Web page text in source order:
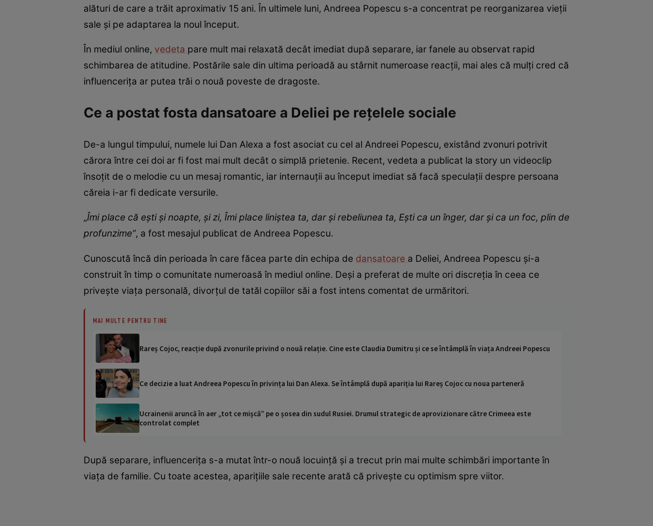
alături de care a trăit aproximativ 15 ani. În ultimele luni, Andreea Popescu s-a concentrat pe reorganizarea vieții
sale și pe adaptarea la noul început.
În mediul online, vedeta pare mult mai relaxată decât imediat după separare, iar fanele au observat rapid
schimbarea de atitudine. Postările sale din ultima perioadă au stârnit numeroase reacții, mai ales că mulți cred că
influencerița ar putea trăi o nouă poveste de dragoste.
Ce a postat fosta dansatoare a Deliei pe rețelele sociale
De-a lungul timpului, numele lui Dan Alexa a fost asociat cu cel al Andreei Popescu, existând zvonuri potrivit
cărora între cei doi ar fi fost mai mult decât o simplă prietenie. Recent, vedeta a publicat la story un videoclip
însoțit de o melodie cu un mesaj romantic, iar internauții au început imediat să facă speculații despre persoana
căreia i-ar fi dedicate versurile.
„Îmi place că ești și noapte, și zi, Îmi place liniștea ta, dar și rebeliunea ta, Ești ca un înger, dar și ca un foc, plin de
profunzime”, a fost mesajul publicat de Andreea Popescu.
Cunoscută încă din perioada în care făcea parte din echipa de dansatoare a Deliei, Andreea Popescu și-a
construit în timp o comunitate numeroasă în mediul online. Deși a preferat de multe ori discreția în ceea ce
privește viața personală, divorțul de tatăl copiilor săi a fost intens comentat de urmăritori.
MAI MULTE PENTRU TINE
Rareș Cojoc, reacție după zvonurile privind o nouă relație. Cine este Claudia Dumitru și ce se întâmplă în viața Andreei Popescu
Ce decizie a luat Andreea Popescu în privința lui Dan Alexa. Se întâmplă după apariția lui Rareș Cojoc cu noua parteneră
Ucrainenii aruncă în aer „tot ce mișcă” pe o șosea din sudul Rusiei. Drumul strategic de aprovizionare către Crimeea este
controlat complet
După separare, influencerița s-a mutat într-o nouă locuință și a trecut prin mai multe schimbări importante în
viața de familie. Cu toate acestea, aparițiile sale recente arată că privește cu optimism spre viitor.